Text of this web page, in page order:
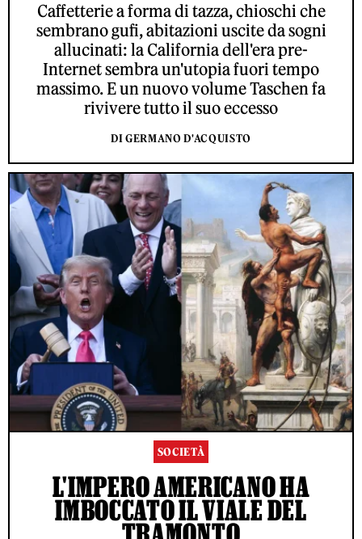
Caffetterie a forma di tazza, chioschi che
sembrano gufi, abitazioni uscite da sogni
allucinati: la California dell'era pre-
Internet sembra un'utopia fuori tempo
massimo. E un nuovo volume Taschen fa
rivivere tutto il suo eccesso
DI GERMANO D'ACQUISTO
SOCIETÀ
L'IMPERO AMERICANO HA
IMBOCCATO IL VIALE DEL